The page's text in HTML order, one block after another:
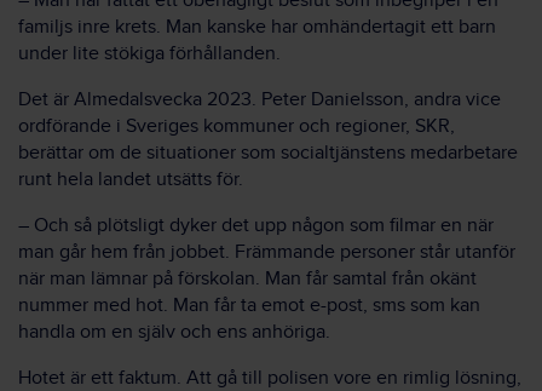
familjs inre krets. Man kanske har omhändertagit ett barn
under lite stökiga förhållanden.
Det är Almedalsvecka 2023. Peter Danielsson, andra vice
ordförande i Sveriges kommuner och regioner, SKR,
berättar om de situationer som socialtjänstens medarbetare
runt hela landet utsätts för.
– Och så plötsligt dyker det upp någon som filmar en när
man går hem från jobbet. Främmande personer står utanför
när man lämnar på förskolan. Man får samtal från okänt
nummer med hot. Man får ta emot e-post, sms som kan
handla om en själv och ens anhöriga.
Hotet är ett faktum. Att gå till polisen vore en rimlig lösning,